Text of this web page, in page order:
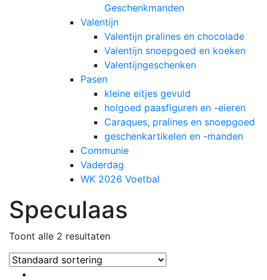
Geschenkmanden
Valentijn
Valentijn pralines en chocolade
Valentijn snoepgoed en koeken
Valentijngeschenken
Pasen
kleine eitjes gevuld
holgoed paasfiguren en -eieren
Caraques, pralines en snoepgoed
geschenkartikelen en -manden
Communie
Vaderdag
WK 2026 Voetbal
Speculaas
Toont alle 2 resultaten